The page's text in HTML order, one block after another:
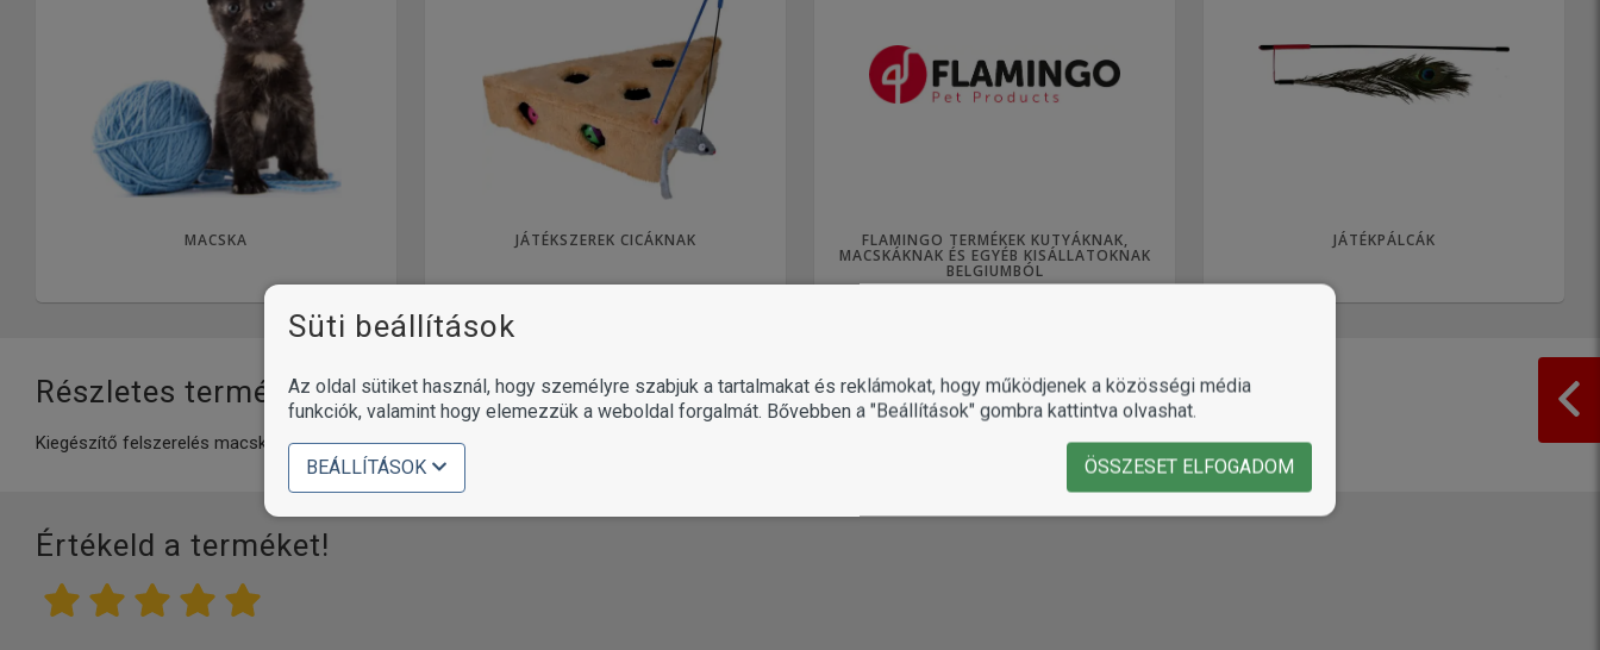
MACSKA JÁTÉKSZEREK CICÁKNAK FLAMINGO TERMÉKEK KUTYÁKNAK,
MACSKÁKNAK ÉS EGYÉB KISÁLLATOKNAK
BELGIUMBÓL
JÁTÉKPÁLCÁK
Részletes termékinformációk
Kiegészítő felszerelés macskáknak.
Értékeld a terméket!
Süti beállítások
Az oldal sütiket használ, hogy személyre szabjuk a tartalmakat és reklámokat, hogy működjenek a közösségi média
funkciók, valamint hogy elemezzük a weboldal forgalmát. Bővebben a "Beállítások" gombra kattintva olvashat.
BEÁLLÍTÁSOK ÖSSZESET ELFOGADOM